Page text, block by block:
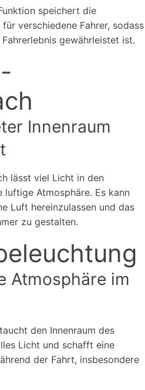
speichert die
verschiedene Fahrer, sodass
gewährleistet ist.
Innenraum
lässt viel Licht in den
luftige Atmosphäre. Es kann
Luft hereinzulassen und das
zu gestalten.
Atmosphäre im
den Innenraum des
Licht und schafft eine
der Fahrt, insbesondere